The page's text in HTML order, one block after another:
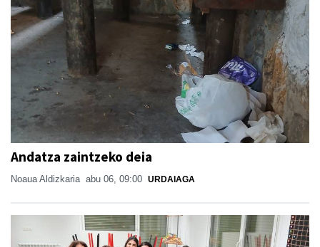
Andatza zaintzeko deia
Noaua Aldizkaria abu 06, 09:00 URDAIAGA